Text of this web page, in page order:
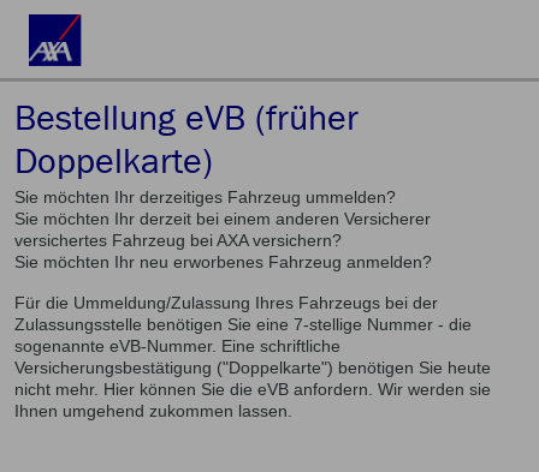
Bestellung eVB (früher
Doppelkarte)
Sie möchten Ihr derzeitiges Fahrzeug ummelden?
Sie möchten Ihr derzeit bei einem anderen Versicherer
versichertes Fahrzeug bei AXA versichern?
Sie möchten Ihr neu erworbenes Fahrzeug anmelden?
Für die Ummeldung/Zulassung Ihres Fahrzeugs bei der
Zulassungsstelle benötigen Sie eine 7-stellige Nummer - die
sogenannte eVB-Nummer. Eine schriftliche
Versicherungsbestätigung ("Doppelkarte") benötigen Sie heute
nicht mehr. Hier können Sie die eVB anfordern. Wir werden sie
Ihnen umgehend zukommen lassen.